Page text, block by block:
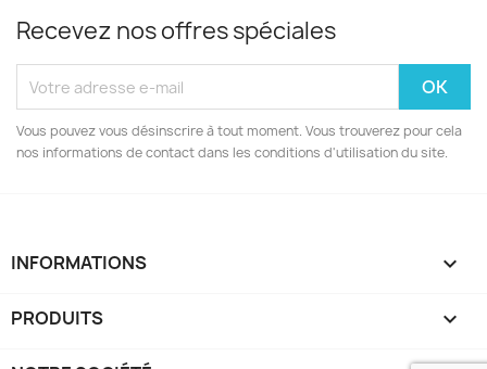
Recevez nos offres spéciales
Vous pouvez vous désinscrire à tout moment. Vous trouverez pour cela
nos informations de contact dans les conditions d'utilisation du site.
INFORMATIONS keyboard_arrow_down
PRODUITS 